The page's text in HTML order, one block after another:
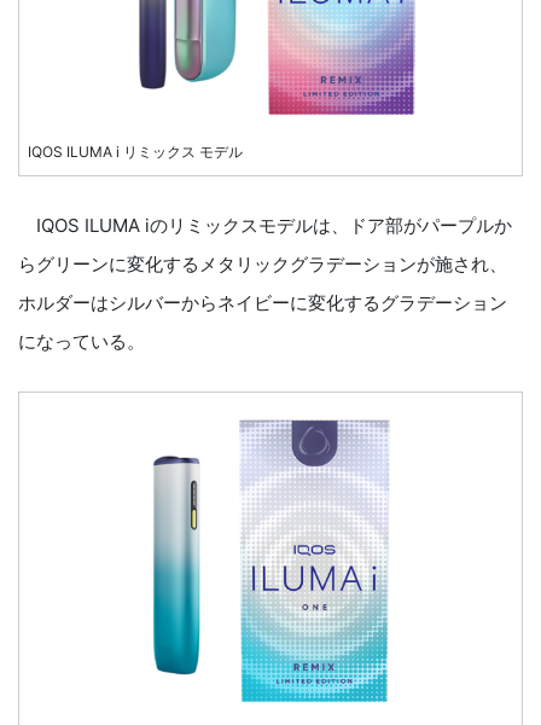
IQOS ILUMA i リミックス モデル
IQOS ILUMA iのリミックスモデルは、ドア部がパープルか
らグリーンに変化するメタリックグラデーションが施され、
ホルダーはシルバーからネイビーに変化するグラデーション
になっている。